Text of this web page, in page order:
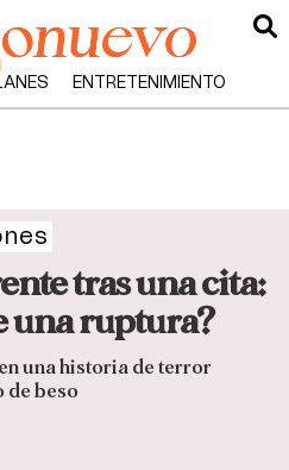
ENTRETENIMIENTO
tras una cita:
una ruptura?
una historia de terror
de beso